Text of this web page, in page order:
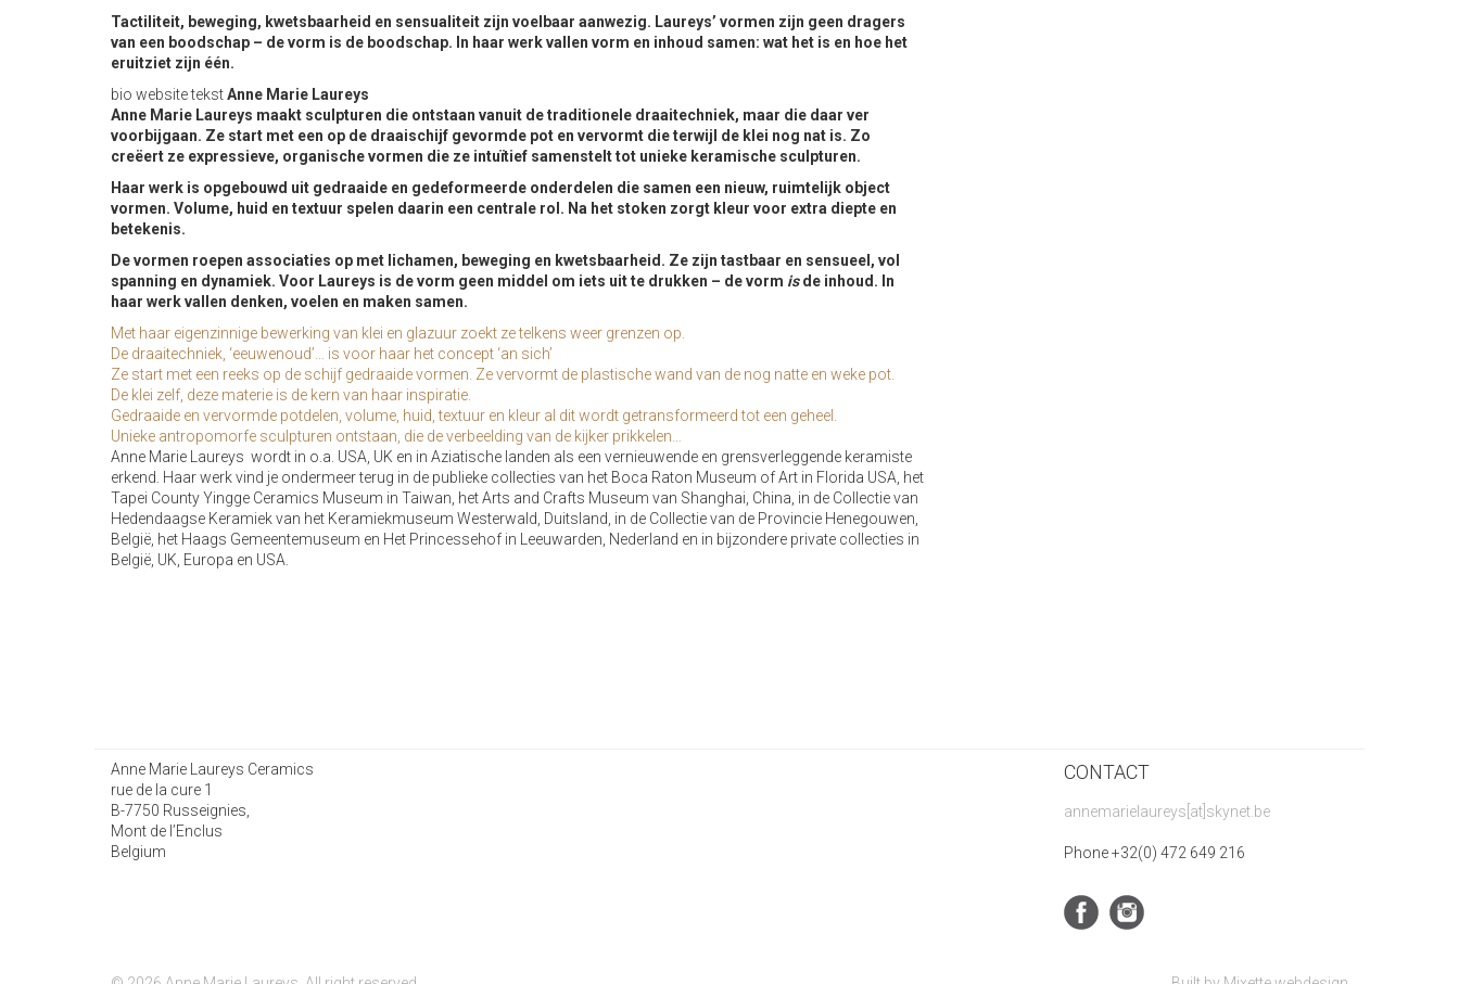
Tactiliteit, beweging, kwetsbaarheid en sensualiteit zijn voelbaar aanwezig. Laureys’ vormen zijn geen dragers
van een boodschap – de vorm is de boodschap. In haar werk vallen vorm en inhoud samen: wat het is en hoe het
eruitziet zijn één.
bio website tekstAnne Marie Laureys
Anne Marie Laureys maakt sculpturen die ontstaan vanuit de traditionele draaitechniek, maar die daar ver
voorbijgaan. Ze start met een op de draaischijf gevormde pot en vervormt die terwijl de klei nog nat is. Zo
creëert ze expressieve, organische vormen die ze intuïtief samenstelt tot unieke keramische sculpturen.
Haar werk is opgebouwd uit gedraaide en gedeformeerde onderdelen die samen een nieuw, ruimtelijk object
vormen. Volume, huid en textuur spelen daarin een centrale rol. Na het stoken zorgt kleur voor extra diepte en
betekenis.
De vormen roepen associaties op met lichamen, beweging en kwetsbaarheid. Ze zijn tastbaar en sensueel, vol
spanning en dynamiek. Voor Laureys is de vorm geen middel om iets uit te drukken – de vorm isde inhoud. In
haar werk vallen denken, voelen en maken samen.
Met haar eigenzinnige bewerking van klei en glazuur zoekt ze telkens weer grenzen op.
De draaitechniek, ‘eeuwenoud’… is voor haar het concept ‘an sich’
Ze start met een reeks op de schijf gedraaide vormen. Ze vervormt de plastische wand van de nog natte en weke pot.
De klei zelf, deze materie is de kern van haar inspiratie.
Gedraaide en vervormde potdelen, volume, huid, textuur en kleur al dit wordt getransformeerd tot een geheel.
Unieke antropomorfe sculpturen ontstaan, die de verbeelding van de kijker prikkelen…
Anne Marie Laureys wordt in o.a. USA, UK en in Aziatische landen als een vernieuwende en grensverleggende keramiste
erkend. Haar werk vind je ondermeer terug in de publieke collecties van het Boca Raton Museum of Art in Florida USA, het
Tapei County Yingge Ceramics Museum in Taiwan, het Arts and Crafts Museum van Shanghai, China, in de Collectie van
Hedendaagse Keramiek van het Keramiekmuseum Westerwald, Duitsland, in de Collectie van de Provincie Henegouwen,
België, het Haags Gemeentemuseum en Het Princessehof in Leeuwarden, Nederland en in bijzondere private collecties in
België, UK, Europa en USA.
Anne Marie Laureys Ceramics
rue de la cure 1
B-7750 Russeignies,
Mont de l’Enclus
Belgium
CONTACT
annemarielaureys[at]skynet.be
Phone +32(0) 472 649 216